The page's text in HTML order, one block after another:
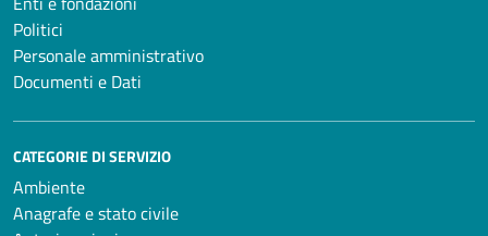
Politici
Personale amministrativo
Documenti e Dati
CATEGORIE DI SERVIZIO
Ambiente
Anagrafe e stato civile